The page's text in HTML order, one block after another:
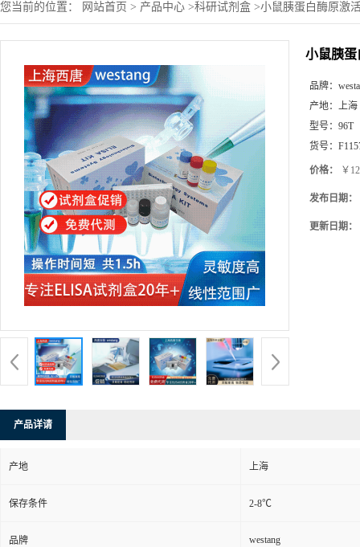
您当前的位置： 网站首页 > 产品中心 >科研试剂盒 >小鼠胰蛋白酶原激
小鼠胰蛋
品牌：
产地： 上海
型号： 96T
货号：
价格： ￥
发布日期：
更新日期：
产品详请
产地 上海
保存条件 2-8℃
品牌 westang